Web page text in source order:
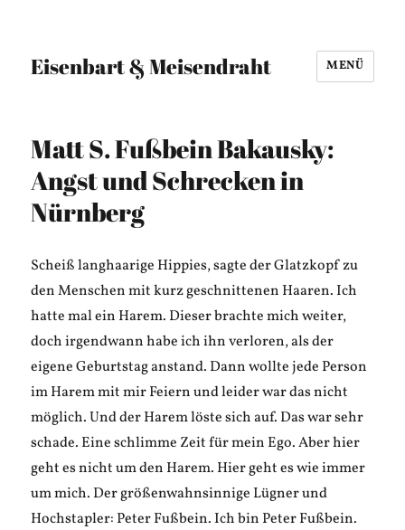
Eisenbart & Meisendraht MENÜ
Matt S. Fußbein Bakausky:
Angst und Schrecken in
Nürnberg
Scheiß langhaarige Hippies, sagte der Glatzkopf zu
den Menschen mit kurz geschnittenen Haaren. Ich
hatte mal ein Harem. Dieser brachte mich weiter,
doch irgendwann habe ich ihn verloren, als der
eigene Geburtstag anstand. Dann wollte jede Person
im Harem mit mir Feiern und leider war das nicht
möglich. Und der Harem löste sich auf. Das war sehr
schade. Eine schlimme Zeit für mein Ego. Aber hier
geht es nicht um den Harem. Hier geht es wie immer
um mich. Der größenwahnsinnige Lügner und
Hochstapler: Peter Fußbein. Ich bin Peter Fußbein.